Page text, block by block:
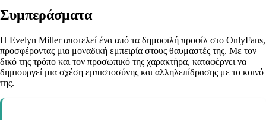
Συμπεράσματα
Η Evelyn Miller αποτελεί ένα από τα δημοφιλή προφίλ στο OnlyFans,
προσφέροντας μια μοναδική εμπειρία στους θαυμαστές της. Με τον
δικό της τρόπο και τον προσωπικό της χαρακτήρα, καταφέρνει να
δημιουργεί μια σχέση εμπιστοσύνης και αλληλεπίδρασης με το κοινό
της.